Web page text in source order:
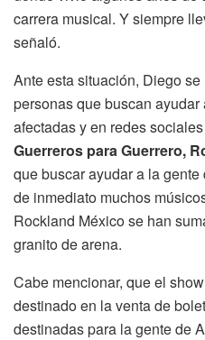
carrera musical. Y siempre
señaló.
Ante esta situación, Diego
personas que buscan
afectadas y en redes
Guerreros para Guerrero,
que buscar ayudar a la
de inmediato muchos
Rockland México se han
granito de arena.
Cabe mencionar, que el
destinado en la venta de
destinadas para la gente de